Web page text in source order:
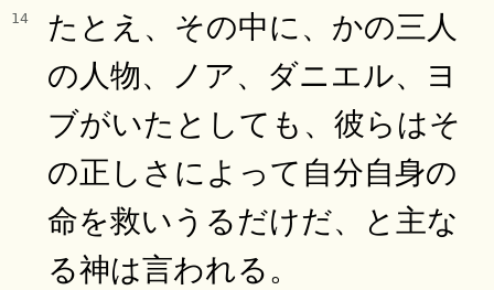
14
たとえ、その中に、かの三人
の人物、ノア、ダニエル、ヨ
ブがいたとしても、彼らはそ
の正しさによって自分自身の
命を救いうるだけだ、と主な
る神は言われる。